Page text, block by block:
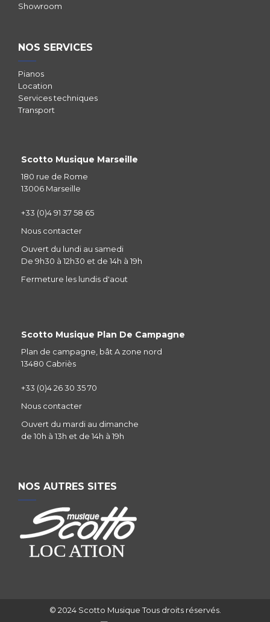
Showroom
NOS SERVICES
Pianos
Location
Services techniques
Transport
Scotto Musique Marseille
180 rue de Rome
13006 Marseille
+33 (0)4 91 37 58 65
Nous contacter
Ouvert du lundi au samedi
De 9h30 à 12h30 et de 14h à 19h
Fermeture les lundis d'aout
Scotto Musique Plan De Campagne
Plan de campagne, bât A zone nord
13480 Cabriès
+33 (0)4 26 30 35 70
Nous contacter
Ouvert du mardi au dimanche
de 10h à 13h et de 14h à 19h
NOS AUTRES SITES
© 2024 Scotto Musique Tous droits réservés.